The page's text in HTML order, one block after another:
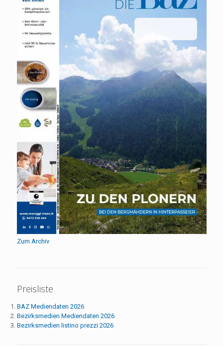
Zum Archiv
Preisliste
BAZ Mediendaten 2026
Bezirksmedien Mediendaten 2026
Bezirksmedien listino prezzi 2026